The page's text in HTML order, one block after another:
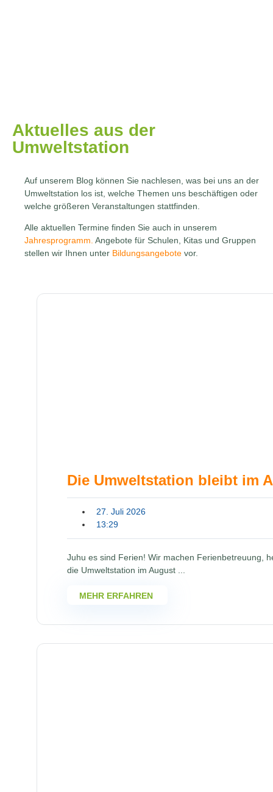
Aktuelles aus der
Umweltstation
Auf unserem Blog können Sie nachlesen, was bei uns an der
Umweltstation los ist, welche Themen uns beschäftigen oder
welche größeren Veranstaltungen stattfinden.
Alle aktuellen Termine finden Sie auch in unserem
Jahresprogramm. Angebote für Schulen, Kitas und Gruppen
stellen wir Ihnen unter Bildungsangebote vor.
Die Umweltstation bleibt im
27. Juli 2026
13:29
Juhu es sind Ferien! Wir machen Ferienbetreuung,
die Umweltstation im August ...
MEHR ERFAHREN